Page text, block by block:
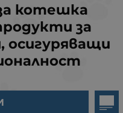
котешка
за